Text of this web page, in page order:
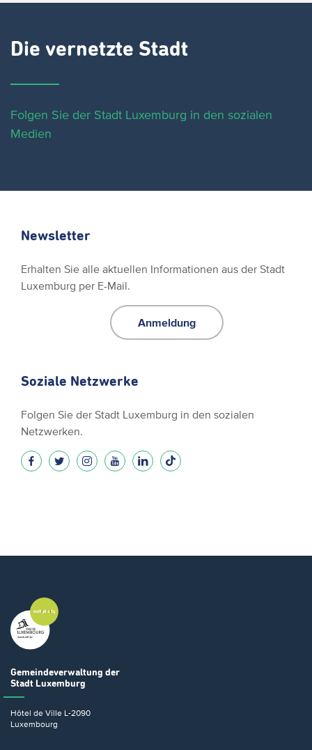
Die vernetzte Stadt
Folgen Sie der Stadt Luxemburg in den sozialen
Medien
Newsletter
Erhalten Sie alle aktuellen Informationen aus der Stadt
Luxemburg per E-Mail.
Anmeldung
Soziale Netzwerke
Folgen Sie der Stadt Luxemburg in den sozialen
Netzwerken.
Gemeindeverwaltung der
Stadt Luxemburg
Hôtel de Ville L-2090
Luxembourg